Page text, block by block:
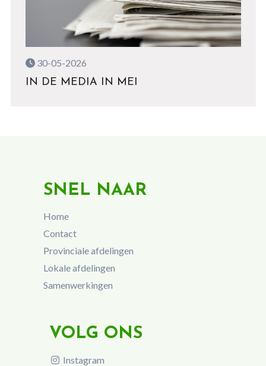
30-05-2026
IN DE MEDIA IN MEI
SNEL NAAR
Home
Contact
Provinciale afdelingen
Lokale afdelingen
Samenwerkingen
VOLG ONS
Instagram